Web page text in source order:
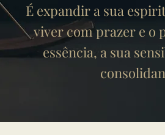
É expandir a sua
viver com prazer e o
essência, a sua